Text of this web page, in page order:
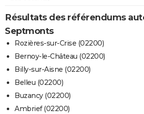
Résultats des référendums
Septmonts
Rozières-sur-Crise (02200)
Bernoy-le-Château (02200)
Billy-sur-Aisne (02200)
Belleu (02200)
Buzancy (02200)
Ambrief (02200)